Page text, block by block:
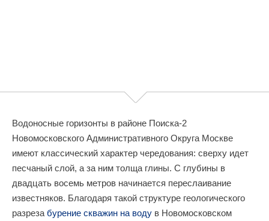
Водоносные горизонты в районе Поиска-2
Новомосковского Административного Округа Москве
имеют классический характер чередования: сверху идет
песчаный слой, а за ним толща глины. С глубины в
двадцать восемь метров начинается переслаивание
известняков. Благодаря такой структуре геологического
разреза бурение скважин на воду в Новомосковском